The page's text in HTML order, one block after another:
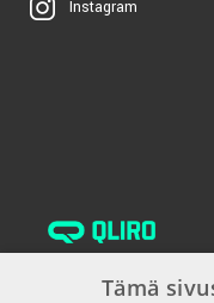
Instagram
Tämä